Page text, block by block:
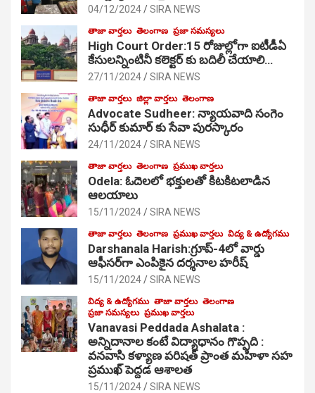
04/12/2024 SIRA NEWS
తాజా వార్తలు తెలంగాణ ప్రజా సమస్యలు
High Court Order:15 రోజుల్లోగా ఐటీడీఏ
కేసులన్నింటినీ కలెక్టర్ కు బదిలీ చేయాలి…
27/11/2024 SIRA NEWS
తాజా వార్తలు జిల్లా వార్తలు తెలంగాణ
Advocate Sudheer: న్యాయవాది సంగెం
సుధీర్ కుమార్ కు సేవా పురస్కారం
24/11/2024 SIRA NEWS
తాజా వార్తలు తెలంగాణ ప్రముఖ వార్తలు
Odela: ఓదెల‌లో భక్తులతో కిటకిటలాడిన
ఆల‌యాలు
15/11/2024 SIRA NEWS
తాజా వార్తలు తెలంగాణ ప్రముఖ వార్తలు విద్య & ఉద్యోగము
Darshanala Harish:గ్రూప్-4లో వార్డు
ఆఫీసర్‌గా ఎంపికైన దర్శనాల హరీష్
15/11/2024 SIRA NEWS
విద్య & ఉద్యోగము తాజా వార్తలు తెలంగాణ
ప్రజా సమస్యలు ప్రముఖ వార్తలు
Vanavasi Peddada Ashalata :
అన్నిదానాల కంటే విద్యాధానం గొప్పది :
వనవాసి కళ్యాణ పరిషత్ ప్రాంత మహిళా సహ
ప్రముఖ్ పెద్దడ ఆశాలత
15/11/2024 SIRA NEWS